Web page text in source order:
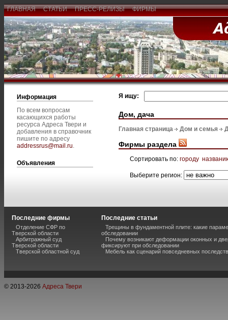
ГЛАВНАЯ СТАТЬИ ПРЕСС-РЕЛИЗЫ ФИРМЫ
Информация
По всем вопросам
касающихся работы
ресурса Адреса Твери и
добавления в справочник
пишите по адресу
addressrus@mail.ru.
Объявления
Я ищу:
Дом, дача
Главная страница Дом и семья
Фирмы раздела
Сортировать по: городу
Выберите регион:
Последние фирмы
Отделение СФР по
Тверской области
Арбитражный суд
Тверской области
Тверской областной суд
Последние статьи
Трещины в фундаментной плите: какие
обследовании
Почему возникают деформации оконных и
фиксируют при обследовании
Мебель как сценарий повседневных
© 2013-2026 Адреса Твери